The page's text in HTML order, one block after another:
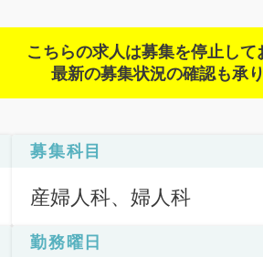
こちらの求人は募集を停止して
最新の募集状況の確認も承り
募集科目
産婦人科、婦人科
勤務曜日